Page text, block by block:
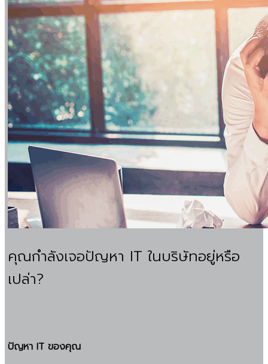
คุณกำลังเจอปัญหา IT ในบริษัทอยู่หรือ
เปล่า?
ปัญหา IT ของคุณ